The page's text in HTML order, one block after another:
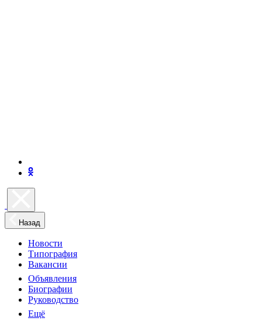
Назад
Новости
Типография
Вакансии
Объявления
Биографии
Руководство
Ещё